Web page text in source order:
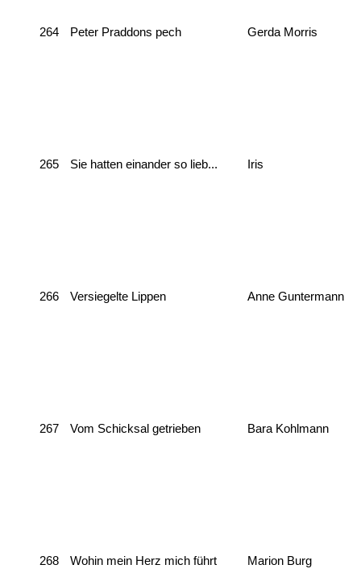
264 Peter Praddons pech Gerda Morris
265 Sie hatten einander so lieb... Iris
266 Versiegelte Lippen Anne Guntermann
267 Vom Schicksal getrieben Bara Kohlmann
268 Wohin mein Herz mich führt Marion Burg